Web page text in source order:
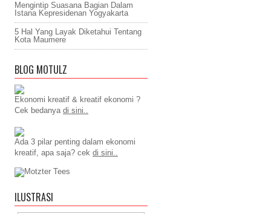
Mengintip Suasana Bagian Dalam
Istana Kepresidenan Yogyakarta
5 Hal Yang Layak Diketahui Tentang
Kota Maumere
BLOG MOTULZ
Ekonomi kreatif & kreatif ekonomi ?
Cek bedanya di sini..
Ada 3 pilar penting dalam ekonomi
kreatif, apa saja? cek di sini..
ILUSTRASI